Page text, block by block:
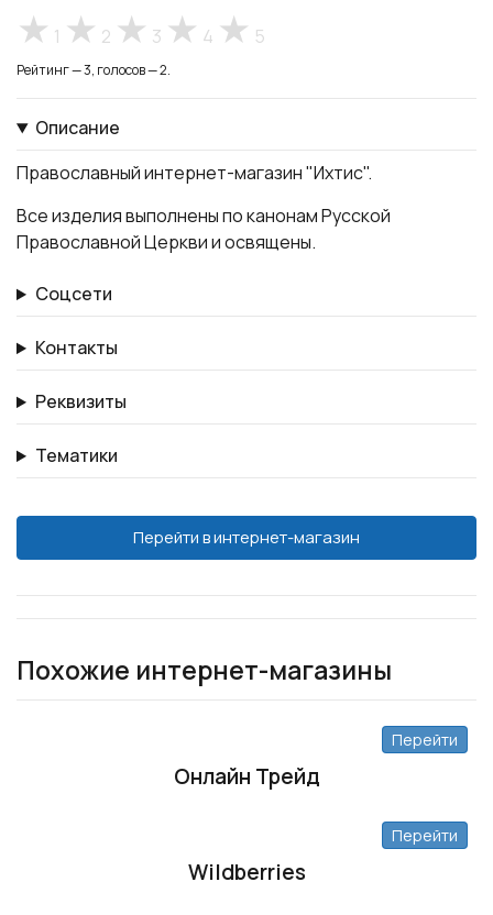
1 2 3 4 5
Рейтинг — 3, голосов — 2.
Описание
Православный интернет-магазин "Ихтис".
Все изделия выполнены по канонам Русской
Православной Церкви и освящены.
Соцсети
Контакты
Реквизиты
Тематики
Перейти в интернет-магазин
Похожие интернет-магазины
Онлайн Трейд
Перейти
Wildberries
Перейти